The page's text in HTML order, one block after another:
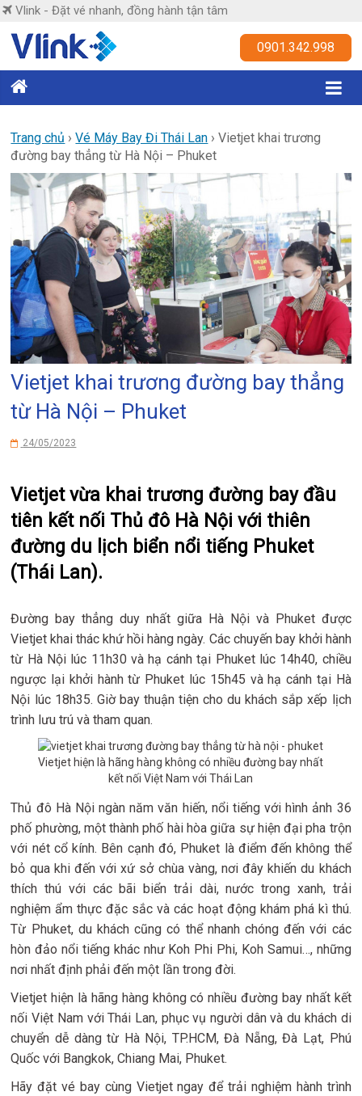
Skip
content
Vlink - Đặt vé nhanh, đồng hành tận tâm
Vlink
nhanh,
đồng
hành
tận
tâm
0901.342.998
Trang chủ ›Vé Máy Bay Đi Thái Lan ›Vietjet khai trương
đường bay thẳng từ Hà Nội – Phuket
Vietjet khai trương đường bay thẳng
từ Hà Nội – Phuket
24/05/2023
Vietjet vừa khai trương đường bay đầu
tiên kết nối Thủ đô Hà Nội với thiên
đường du lịch biển nổi tiếng Phuket
(Thái Lan).
Đường bay thẳng duy nhất giữa Hà Nội và Phuket được
Vietjet khai thác khứ hồi hàng ngày. Các chuyến bay khởi hành
từ Hà Nội lúc 11h30 và hạ cánh tại Phuket lúc 14h40, chiều
ngược lại khởi hành từ Phuket lúc 15h45 và hạ cánh tại Hà
Nội lúc 18h35. Giờ bay thuận tiện cho du khách sắp xếp lịch
trình lưu trú và tham quan.
Vietjet hiện là hãng hàng không có nhiều đường bay nhất
kết nối Việt Nam với Thái Lan
Thủ đô Hà Nội ngàn năm văn hiến, nổi tiếng với hình ảnh 36
phố phường, một thành phố hài hòa giữa sự hiện đại pha trộn
với nét cổ kính. Bên cạnh đó, Phuket là điểm đến không thể
bỏ qua khi đến với xứ sở chùa vàng, nơi đây khiến du khách
thích thú với các bãi biển trải dài, nước trong xanh, trải
nghiệm ẩm thực đặc sắc và các hoạt động khám phá kì thú.
Từ Phuket, du khách cũng có thể nhanh chóng đến với các
hòn đảo nổi tiếng khác như Koh Phi Phi, Koh Samui…, những
nơi nhất định phải đến một lần trong đời.
Vietjet hiện là hãng hàng không có nhiều đường bay nhất kết
nối Việt Nam với Thái Lan, phục vụ người dân và du khách di
chuyển dễ dàng từ Hà Nội, TP.HCM, Đà Nẵng, Đà Lạt, Phú
Quốc với Bangkok, Chiang Mai, Phuket.
Hãy đặt vé bay cùng Vietjet ngay để trải nghiệm hành trình